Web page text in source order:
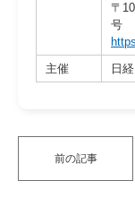
〒
号
主催
日
前の記事